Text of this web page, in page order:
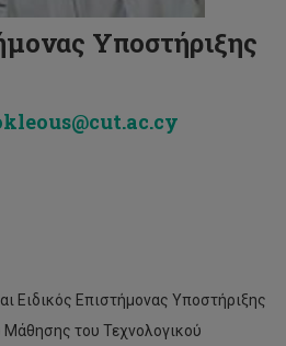
Υποστήριξης
Ειδικός Επιστήμονας Υποστήριξης
Μάθησης του Τεχνολογικού